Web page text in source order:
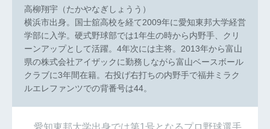
高柳翔宇（たかやなぎしょうう）
横浜市出身。国士舘高校を経て2009年に愛知東邦大学経営
学部に入学。硬式野球部では1年生の時から内野手、クリ
ーンアップとして活躍。4年次には主将。2013年から富山
県の株式会社アイザックに勤務しながら富山ベースボール
クラブに3年間在籍。右投げ右打ちの内野手で福井ミラク
ルエレファンツでの背番号は44。